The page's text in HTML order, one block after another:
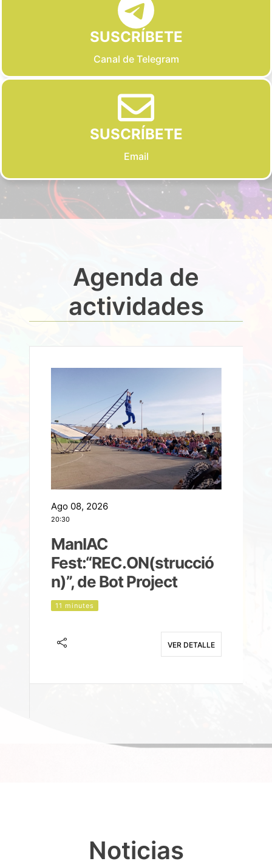
SUSCRÍBETE
Canal de Telegram
SUSCRÍBETE
Email
Agenda de
actividades
Ago 08, 2026
20:30
ManIAC
Fest:“REC.ON(strucció
n)”, de Bot Project
11 minutes
VER DETALLE
Noticias